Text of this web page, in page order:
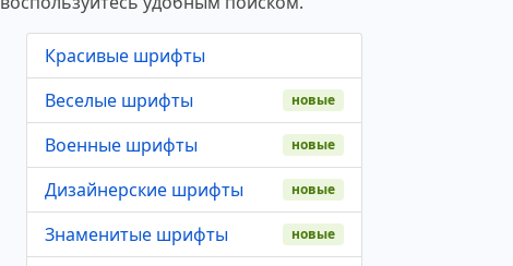
Красивые шрифты
Веселые шрифты
новые
Военные шрифты новые
Дизайнерские шрифты новые
Знаменитые шрифты новые